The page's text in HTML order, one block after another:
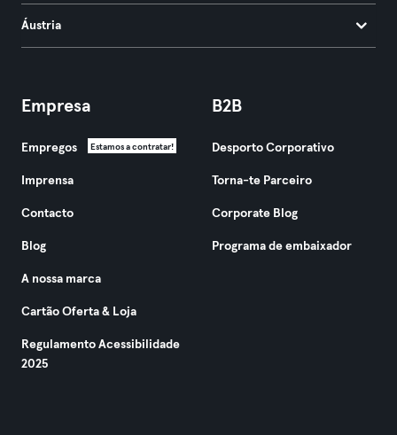
Áustria
Empresa
Empregos Estamos a contratar!
Imprensa
Contacto
Blog
A nossa marca
Cartão Oferta & Loja
Regulamento Acessibilidade
2025
B2B
Desporto Corporativo
Torna-te Parceiro
Corporate Blog
Programa de embaixador